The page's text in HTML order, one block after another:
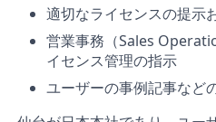
適切なライセンスの提示
営業事務（Sales
イセンス管理の指示
ユーザーの事例記事など